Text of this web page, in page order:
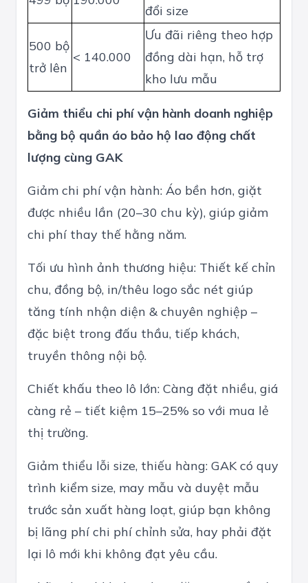
đổi size
500 bộ
trở lên
< 140.000
Ưu đãi riêng theo hợp
đồng dài hạn, hỗ trợ
kho lưu mẫu
Giảm thiểu chi phí vận hành doanh nghiệp
bằng bộ quần áo bảo hộ lao động chất
lượng cùng GAK
Giảm chi phí vận hành: Áo bền hơn, giặt
được nhiều lần (20–30 chu kỳ), giúp giảm
chi phí thay thế hằng năm.
Tối ưu hình ảnh thương hiệu: Thiết kế chỉn
chu, đồng bộ, in/thêu logo sắc nét giúp
tăng tính nhận diện & chuyên nghiệp –
đặc biệt trong đấu thầu, tiếp khách,
truyền thông nội bộ.
Chiết khấu theo lô lớn: Càng đặt nhiều, giá
càng rẻ – tiết kiệm 15–25% so với mua lẻ
thị trường.
Giảm thiểu lỗi size, thiếu hàng: GAK có quy
trình kiểm size, may mẫu và duyệt mẫu
trước sản xuất hàng loạt, giúp bạn không
bị lãng phí chi phí chỉnh sửa, hay phải đặt
lại lô mới khi không đạt yêu cầu.